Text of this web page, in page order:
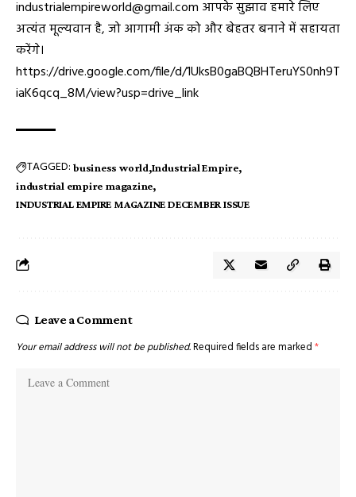
industrialempireworld@gmail.com आपके सुझाव हमारे लिए
अत्यंत मूल्यवान है, जो आगामी अंक को और बेहतर बनाने में सहायता
करेंगे।
https://drive.google.com/file/d/1UksB0gaBQBHTeruYS0nh9T
iaK6qcq_8M/view?usp=drive_link
TAGGED: business world Industrial Empire
industrial empire magazine
INDUSTRIAL EMPIRE MAGAZINE DECEMBER ISSUE
Leave a Comment
Your email address will not be published.Required fields are marked *